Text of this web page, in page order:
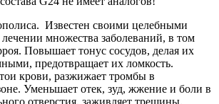
Известен своими целебными
множества заболеваний, в том
Повышает тонус сосудов, делая их
предотвращает их ломкость.
крови, разжижает тромбы в
Уменьшает отек, зуд, жжение и боли в